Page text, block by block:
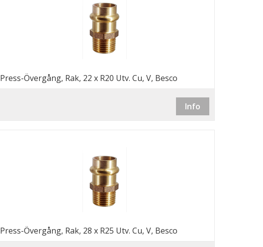
Press-Övergång, Rak, 22 x R20 Utv. Cu, V, Besco
Info
Press-Övergång, Rak, 28 x R25 Utv. Cu, V, Besco